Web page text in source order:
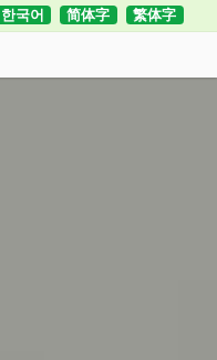
한국어 简体字 繁体字